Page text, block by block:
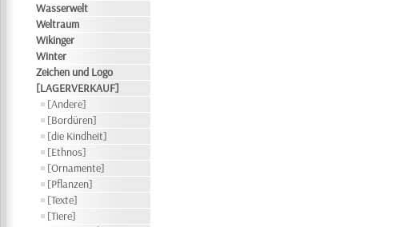
Wasserwelt
Weltraum
Wikinger
Winter
Zeichen und Logo
[LAGERVERKAUF]
[Andere]
[Bordüren]
[die Kindheit]
[Ethnos]
[Ornamente]
[Pflanzen]
[Texte]
[Tiere]